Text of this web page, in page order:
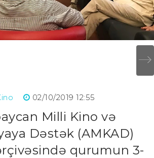
02/10/2019 12:55
Milli Kino və
Dəstək (AMKAD)
qurumun 3-